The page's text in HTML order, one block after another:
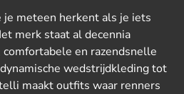
je meteen herkent als je iets
merk staat al decennia
en razendsnelle
wedstrijdkleding tot
maakt outfits waar renners